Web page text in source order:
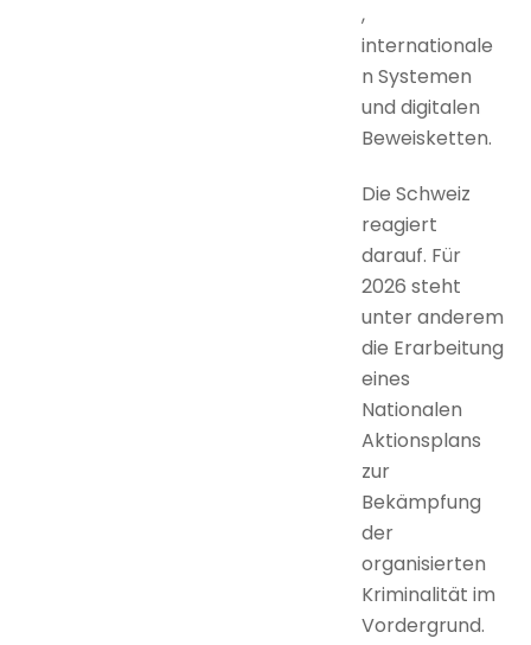
,
internationale
n Systemen
und digitalen
Beweisketten.
Die Schweiz
reagiert
darauf. Für
2026 steht
unter anderem
die Erarbeitung
eines
Nationalen
Aktionsplans
zur
Bekämpfung
der
organisierten
Kriminalität im
Vordergrund.